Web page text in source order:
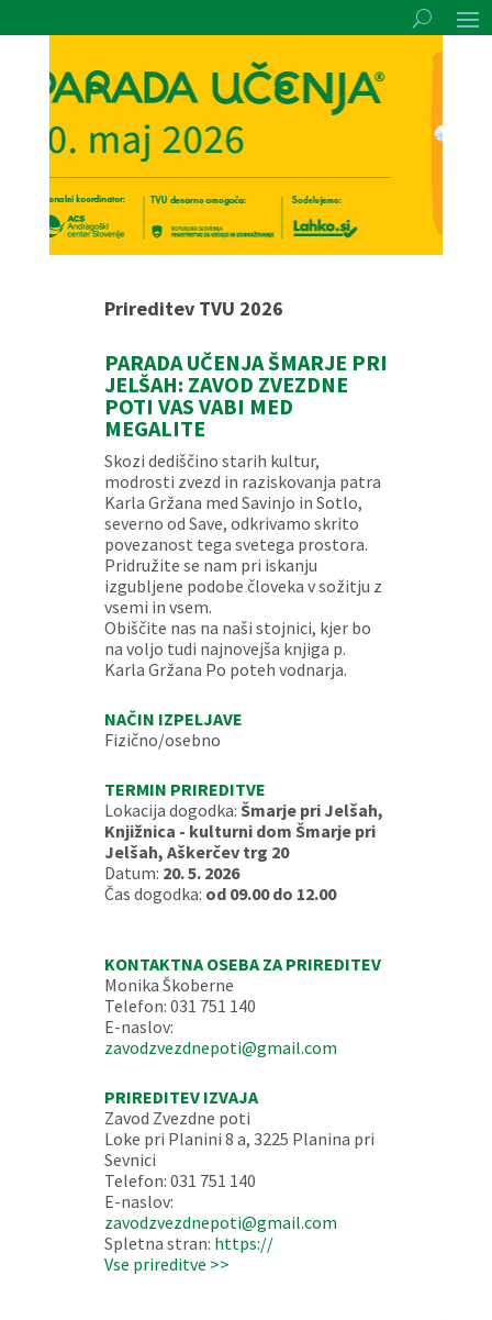
Prireditev TVU 2026
PARADA UČENJA ŠMARJE PRI
JELŠAH: ZAVOD ZVEZDNE
POTI VAS VABI MED
MEGALITE
Skozi dediščino starih kultur,
modrosti zvezd in raziskovanja patra
Karla Gržana med Savinjo in Sotlo,
severno od Save, odkrivamo skrito
povezanost tega svetega prostora.
Pridružite se nam pri iskanju
izgubljene podobe človeka v sožitju z
vsemi in vsem.
Obiščite nas na naši stojnici, kjer bo
na voljo tudi najnovejša knjiga p.
Karla Gržana Po poteh vodnarja.
NAČIN IZPELJAVE
Fizično/osebno
TERMIN PRIREDITVE
Lokacija dogodka: Šmarje pri Jelšah,
Knjižnica - kulturni dom Šmarje pri
Jelšah, Aškerčev trg 20
Datum: 20. 5. 2026
Čas dogodka: od 09.00 do 12.00
KONTAKTNA OSEBA ZA PRIREDITEV
Monika Škoberne
Telefon: 031 751 140
E-naslov:
zavodzvezdnepoti@gmail.com
PRIREDITEV IZVAJA
Zavod Zvezdne poti
Loke pri Planini 8 a, 3225 Planina pri
Sevnici
Telefon: 031 751 140
E-naslov:
zavodzvezdnepoti@gmail.com
Spletna stran: https://
Vse prireditve >>